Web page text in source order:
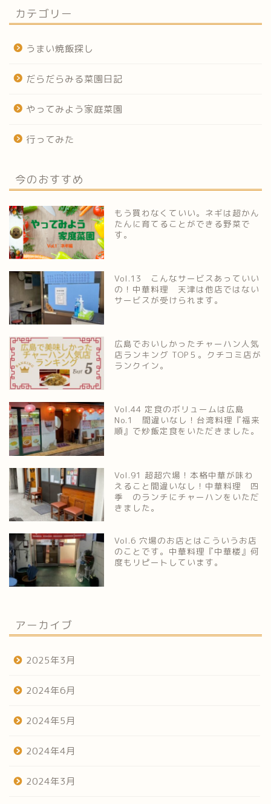
カテゴリー
うまい焼飯探し
だらだらみる菜園日記
やってみよう家庭菜園
行ってみた
今のおすすめ
もう買わなくていい。ネギは超かん
たんに育てることができる野菜で
す。
Vol.13 こんなサービスあっていい
の！中華料理 天津は他店ではない
サービスが受けられます。
広島でおいしかったチャーハン人気
店ランキング TOP５。クチコミ店が
ランクイン。
Vol.44 定食のボリュームは広島
No.1 間違いなし！台湾料理『福来
順』で炒飯定食をいただきました。
Vol.91 超超穴場！本格中華が味わ
えること間違いなし！中華料理 四
季 のランチにチャーハンをいただ
きました。
Vol.6 穴場のお店とはこういうお店
のことです。中華料理『中華楼』何
度もリピートしています。
アーカイブ
2025年3月
2024年6月
2024年5月
2024年4月
2024年3月